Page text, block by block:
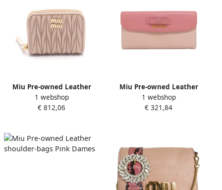
Miu Pre-owned Leather
wallets Pink Dames
1 webshop
€ 812,06
Miu Pre-owned Leather
wallets Pink Dames
1 webshop
€ 321,84